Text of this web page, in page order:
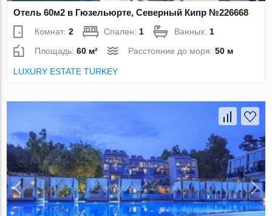
Отель 60м2 в Гюзельюрте, Северный Кипр №226668
Комнат:2 Спален: 1 Ванных: 1
Площадь:60 м² Расстояние до моря:50 м
LUXURY ESTATE TURKEY